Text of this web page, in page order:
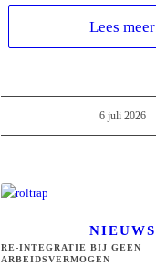
Lees meer
6 juli 2026
NIEUWS
RE-INTEGRATIE BIJ GEEN
ARBEIDSVERMOGEN